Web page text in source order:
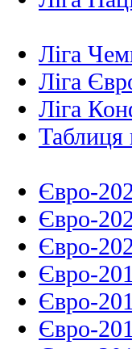
Ліга
Ліга
Ліга
Таблиця
Євро-
Євро-
Євро-
Євро-
Євро-
Євро-